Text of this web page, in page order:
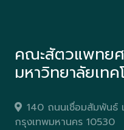
คณะสัตวแพทย
มหาวิทยาลัยเท
140 ถนนเชื่อมสัมพันธ์
กรุงเทพมหานคร 10530